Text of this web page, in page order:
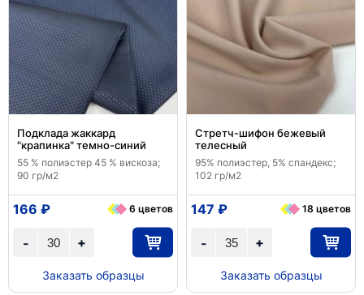
Подклада жаккард
"крапинка" темно-синий
55 % полиэстер 45 % вискоза;
90 гр/м2
+
-
166 ₽ 6 цветов
Заказать образцы
Стретч-шифон бежевый
телесный
95% полиэстер, 5% спандекс;
102 гр/м2
+
-
147 ₽ 18 цветов
Заказать образцы